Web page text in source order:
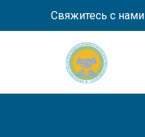
Свяжитесь с нами